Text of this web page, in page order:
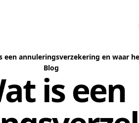
een annuleringsverzekering en waar
Blog
is een